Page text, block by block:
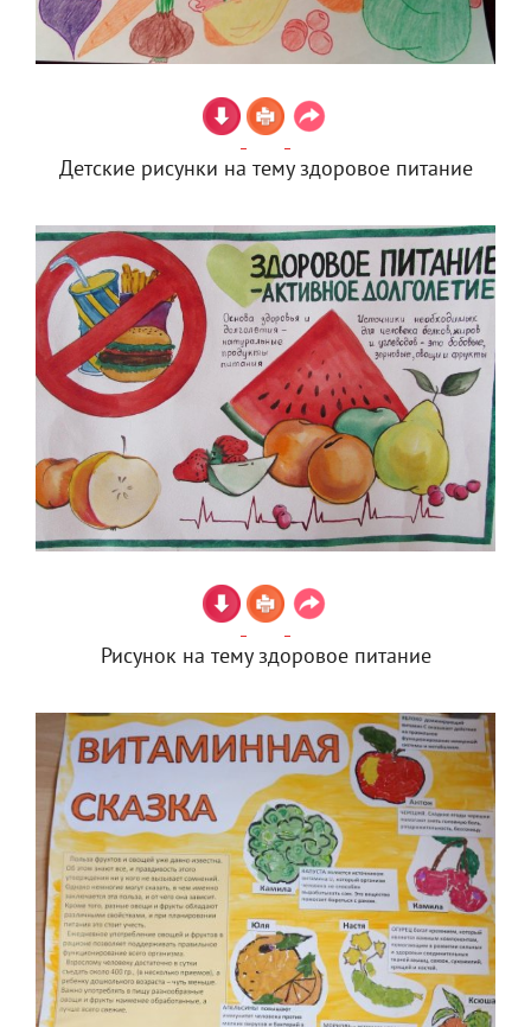
Детские рисунки на тему здоровое питание
Рисунок на тему здоровое питание